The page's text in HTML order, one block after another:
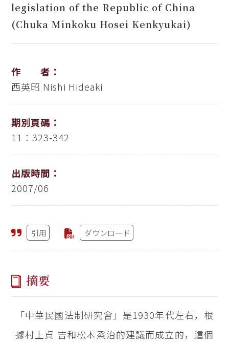
legislation of the Republic of China
(Chuka Minkoku Hosei Kenkyukai)
作 者：
西英昭 Nishi Hideaki
期別頁碼：
11：323-342
出版時間：
2007/06
引用 ダウンロード
摘要
「中華民國法制研究會」是1930年代左右，根
據村上貞 吉和松本烝治的建議而成立的，這個